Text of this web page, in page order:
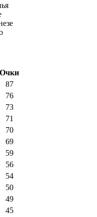
Очки
87
76
73
71
70
69
59
56
54
50
49
45